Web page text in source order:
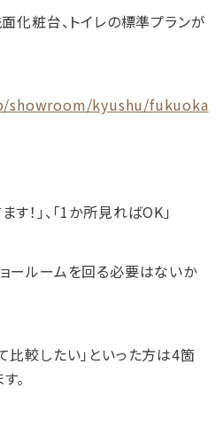
面化粧台、トイレの標準プランが
kyushu/fukuoka
！」、「1か所見ればOK」
ールームを回る必要はないか
比較したい」といった方は4箇
。